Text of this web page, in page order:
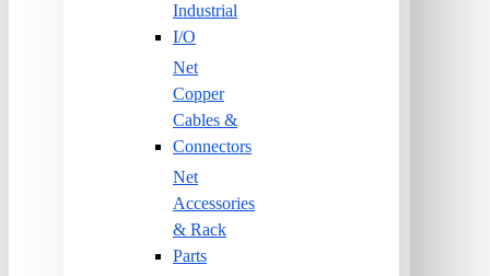
Industrial
I/O
Net
Copper
Cables &
Connectors
Net
Accessories
& Rack
Parts